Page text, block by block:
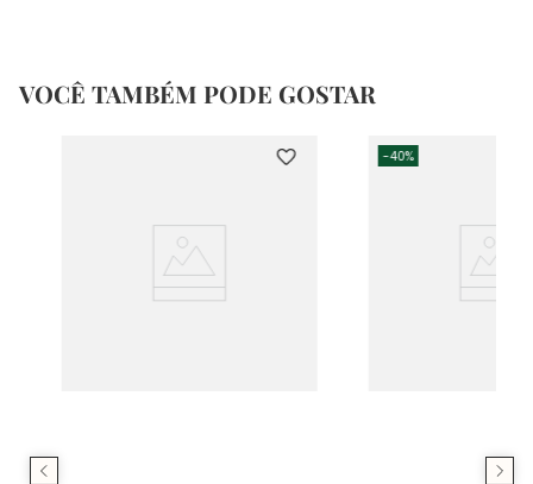
VOCÊ TAMBÉM PODE GOSTAR
-40%